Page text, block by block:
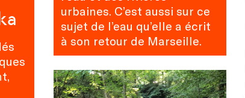
urbaines. C’est aussi sur ce
sujet de l’eau qu’elle a écrit
à son retour de Marseille.